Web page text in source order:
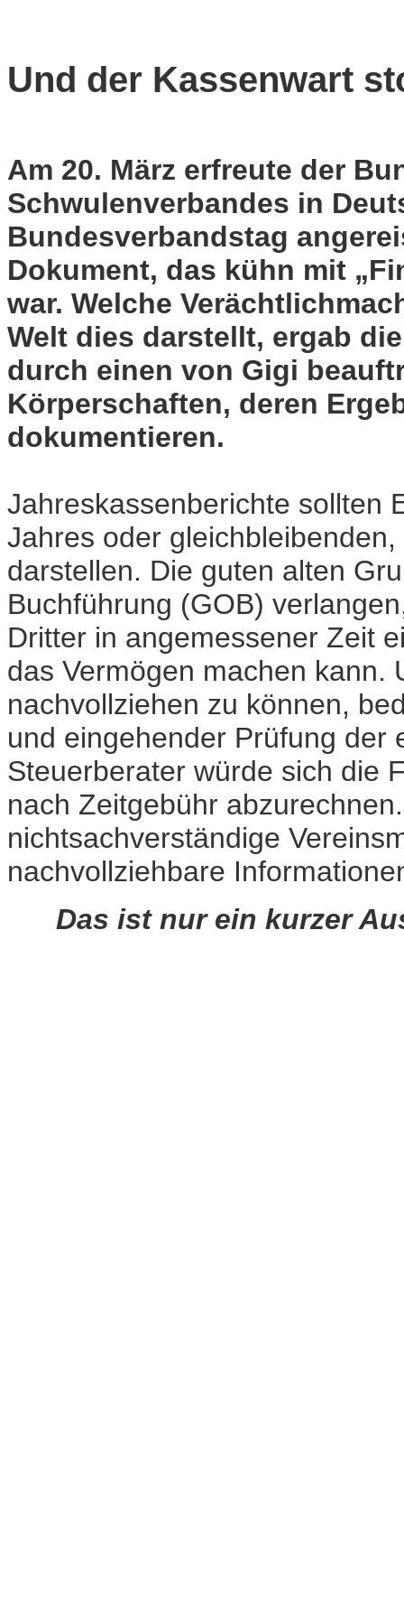
Und der Kassenwart
Am 20. März erfreute der
Schwulenverbandes in
Bundesverbandstag
Dokument, das kühn mit
war. Welche
Welt dies darstellt, ergab
durch einen von Gigi
Körperschaften, deren
dokumentieren.
Jahreskassenberichte sollten
Jahres oder
darstellen. Die guten alten
Buchführung (GOB)
Dritter in angemessener Zeit
das Vermögen machen kann.
nachvollziehen zu können,
und eingehender Prüfung der
Steuerberater würde sich die
nach Zeitgebühr
nichtsachverständige
nachvollziehbare
Das ist nur ein kurzer